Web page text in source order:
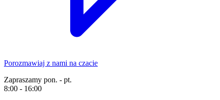
Porozmawiaj z nami na czacie
Zapraszamy pon. - pt.
8:00 - 16:00